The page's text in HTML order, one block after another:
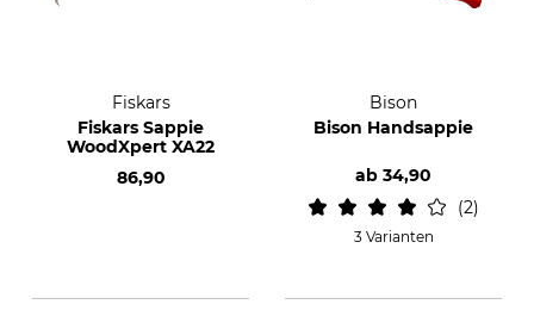
Fiskars
Fiskars Sappie
WoodXpert XA22
86,90
Bison
Bison Handsappie
ab 34,90
2
3 Varianten